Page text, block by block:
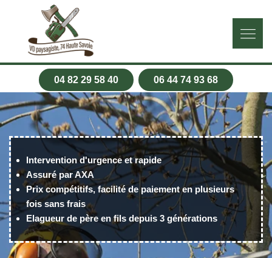
04 82 29 58 40 06 44 74 93 68
Intervention d'urgence et rapide
Assuré par AXA
Prix compétitifs, facilité de paiement en plusieurs
fois sans frais
Elagueur de père en fils depuis 3 générations